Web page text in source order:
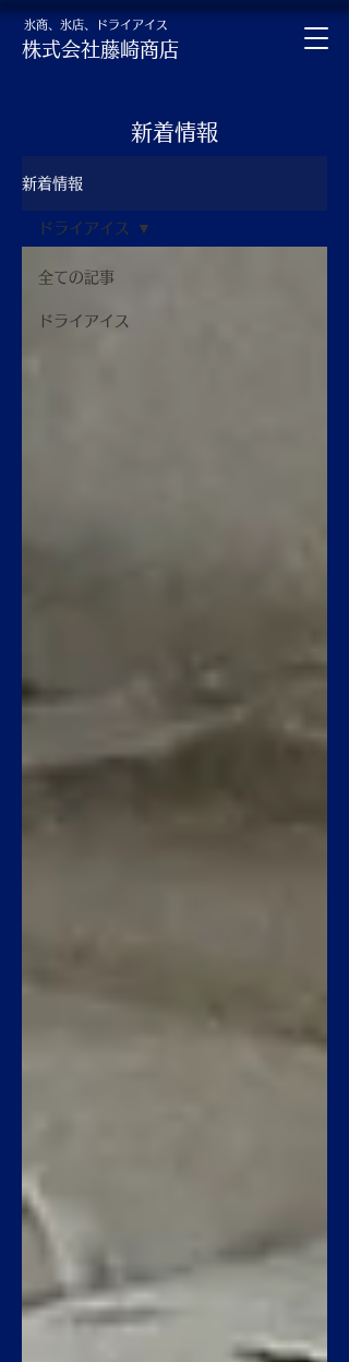
株式会社藤崎商店
氷商、氷店、ドライアイス
新着情報
新着情報
全ての記事
ドライアイス
ドライアイス